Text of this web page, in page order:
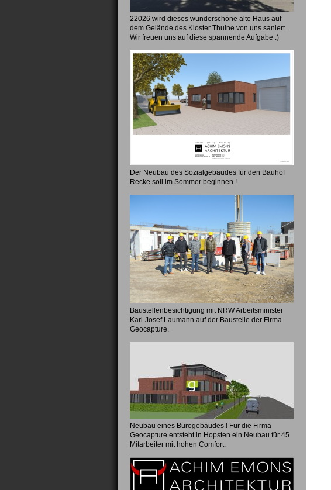
22026 wird dieses wunderschöne alte Haus auf
dem Gelände des Kloster Thuine von uns saniert.
Wir freuen uns auf diese spannende Aufgabe :)
Der Neubau des Sozialgebäudes für den Bauhof
Recke soll im Sommer beginnen !
Baustellenbesichtigung mit NRW Arbeitsminister
Karl-Josef Laumann auf der Baustelle der Firma
Geocapture.
Neubau eines Bürogebäudes ! Für die Firma
Geocapture entsteht in Hopsten ein Neubau für 45
Mitarbeiter mit hohen Comfort.